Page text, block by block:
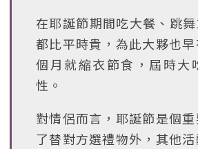
在耶誕節期間吃大餐、跳
都比平時貴，為此大夥也
個月就縮衣節食，屆時大
性。
對情侶而言，耶誕節是個
了替對方選禮物外，其他